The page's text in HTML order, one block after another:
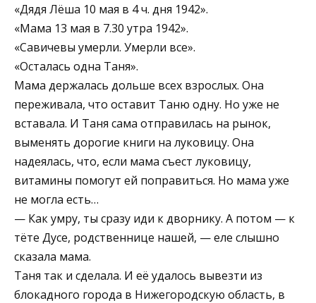
«Дядя Лёша 10 мая в 4 ч. дня 1942».
«Мама 13 мая в 7.30 утра 1942».
«Савичевы умерли. Умерли все».
«Осталась одна Таня».
Мама держалась дольше всех взрослых. Она
переживала, что оставит Таню одну. Но уже не
вставала. И Таня сама отправилась на рынок,
выменять дорогие книги на луковицу. Она
надеялась, что, если мама съест луковицу,
витамины помогут ей поправиться. Но мама уже
не могла есть…
— Как умру, ты сразу иди к дворнику. А потом — к
тёте Дусе, родственнице нашей, — еле слышно
сказала мама.
Таня так и сделала. И её удалось вывезти из
блокадного города в Нижегородскую область, в